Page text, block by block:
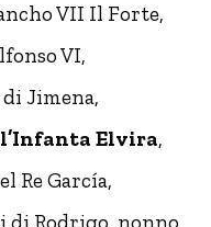
VII Il Forte,
VI,
Jimena,
Elvira,
Re García,